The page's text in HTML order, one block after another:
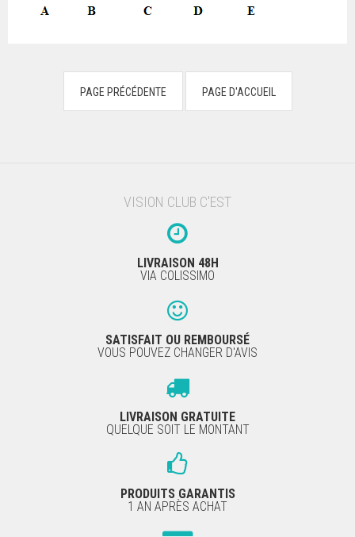
VISION CLUB C'EST
LIVRAISON 48H
VIA COLISSIMO
SATISFAIT OU REMBOURSÉ
VOUS POUVEZ CHANGER D'AVIS
LIVRAISON GRATUITE
QUELQUE SOIT LE MONTANT
PRODUITS GARANTIS
1 AN APRÈS ACHAT